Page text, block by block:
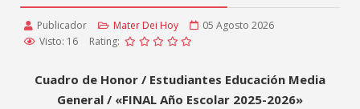
Publicador Mater Dei Hoy
05 Agosto 2026
Visto: 16
Rating:
Cuadro de Honor / Estudiantes Educación Media
General / «FINAL Año Escolar 2025-2026»